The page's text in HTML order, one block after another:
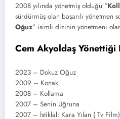
2008 yılında yönetmiş olduğu “
sürdürmüş olan başarılı yönetmen
Oğuz” isimli dizinin yönetmeni
Cem Akyoldaş
2023 – Dokuz Oğuz
2009 – Konak
2008 – Kollama
2007 – Senin Uğruna
2007 – İstiklal: Kara Yılan ( Tv Film)